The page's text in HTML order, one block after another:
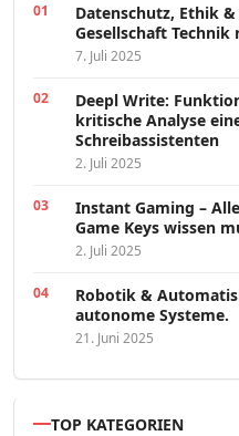
Datenschutz, Ethik
Gesellschaft
7. Juli 2025
Deepl Write:
kritische Analyse
Schreibassistenten
2. Juli 2025
Instant Gaming –
Game Keys wissen
2. Juli 2025
Robotik &
autonome Systeme.
21. Juni 2025
TOP KATEGORIEN